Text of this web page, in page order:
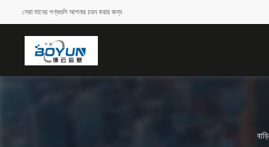
সেরা মানের পণ্যগুলি আপনার চয়ন করার জন্য
বাড়ি